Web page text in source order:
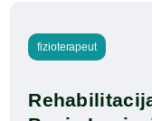
fizioterapeut